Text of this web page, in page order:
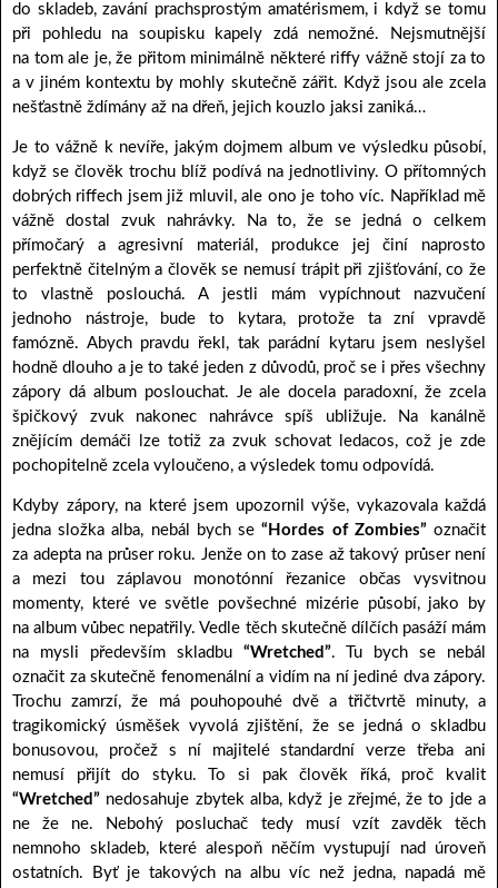
do skladeb, zavání prachsprostým amatérismem, i když se tomu
při pohledu na soupisku kapely zdá nemožné. Nejsmutnější
na tom ale je, že přitom minimálně některé riffy vážně stojí za to
a v jiném kontextu by mohly skutečně zářit. Když jsou ale zcela
nešťastně ždímány až na dřeň, jejich kouzlo jaksi zaniká…
Je to vážně k nevíře, jakým dojmem album ve výsledku působí,
když se člověk trochu blíž podívá na jednotliviny. O přítomných
dobrých riffech jsem již mluvil, ale ono je toho víc. Například mě
vážně dostal zvuk nahrávky. Na to, že se jedná o celkem
přímočarý a agresivní materiál, produkce jej činí naprosto
perfektně čitelným a člověk se nemusí trápit při zjišťování, co že
to vlastně poslouchá. A jestli mám vypíchnout nazvučení
jednoho nástroje, bude to kytara, protože ta zní vpravdě
famózně. Abych pravdu řekl, tak parádní kytaru jsem neslyšel
hodně dlouho a je to také jeden z důvodů, proč se i přes všechny
zápory dá album poslouchat. Je ale docela paradoxní, že zcela
špičkový zvuk nakonec nahrávce spíš ubližuje. Na kanálně
znějícím demáči lze totiž za zvuk schovat ledacos, což je zde
pochopitelně zcela vyloučeno, a výsledek tomu odpovídá.
Kdyby zápory, na které jsem upozornil výše, vykazovala každá
jedna složka alba, nebál bych se“Hordes of Zombies”označit
za adepta na průser roku. Jenže on to zase až takový průser není
a mezi tou záplavou monotónní řezanice občas vysvitnou
momenty, které ve světle povšechné mizérie působí, jako by
na album vůbec nepatřily. Vedle těch skutečně dílčích pasáží mám
na mysli především skladbu “Wretched”. Tu bych se nebál
označit za skutečně fenomenální a vidím na ní jediné dva zápory.
Trochu zamrzí, že má pouhopouhé dvě a třičtvrtě minuty, a
tragikomický úsměšek vyvolá zjištění, že se jedná o skladbu
bonusovou, pročež s ní majitelé standardní verze třeba ani
nemusí přijít do styku. To si pak člověk říká, proč kvalit
“Wretched” nedosahuje zbytek alba, když je zřejmé, že to jde a
ne že ne. Nebohý posluchač tedy musí vzít zavděk těch
nemnoho skladeb, které alespoň něčím vystupují nad úroveň
ostatních. Byť je takových na albu víc než jedna, napadá mě